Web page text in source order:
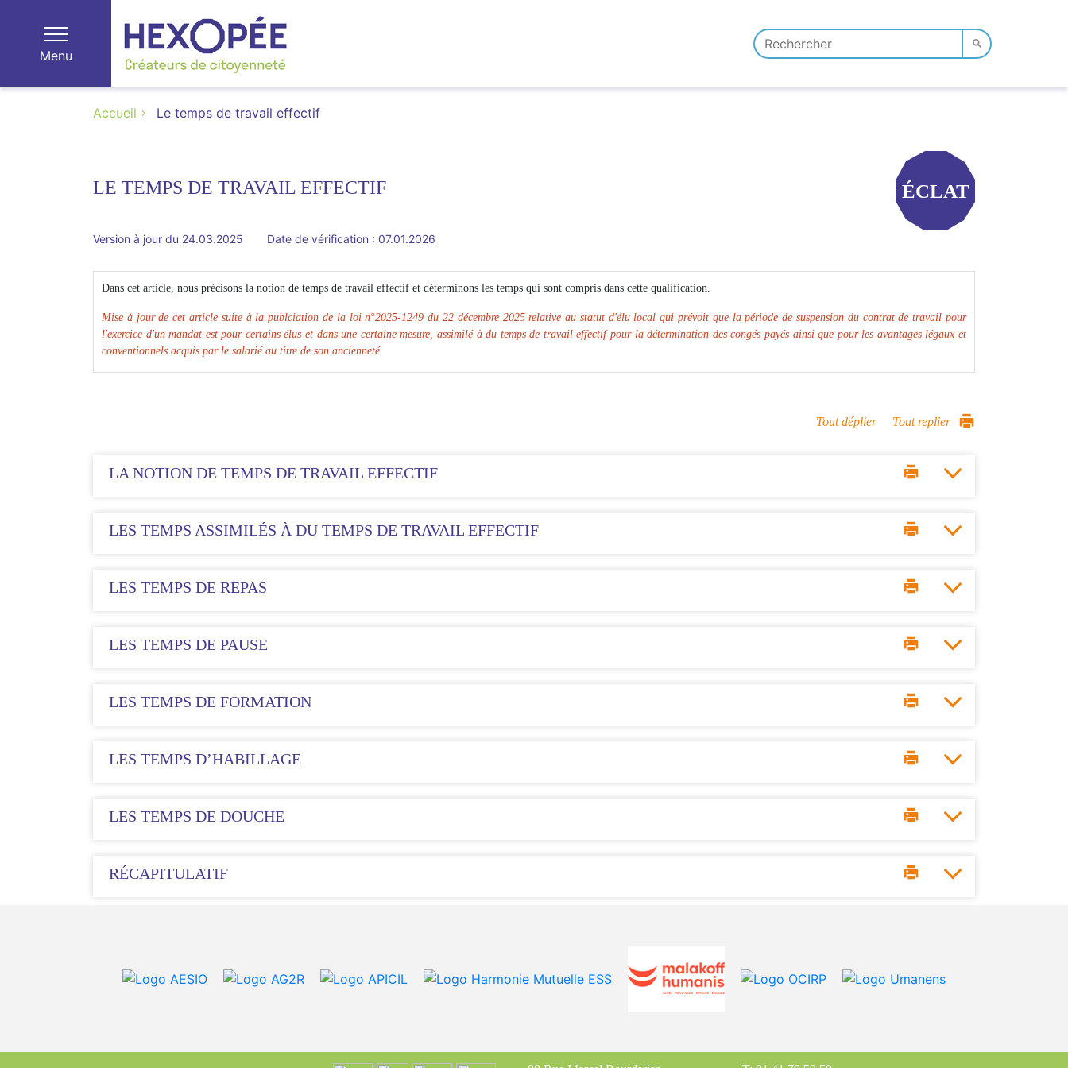
Menu
Accueil Le temps de travail effectif
LE TEMPS DE TRAVAIL EFFECTIF ÉCLAT
Version à jour du 24.03.2025 Date de vérification : 07.01.2026
Dans cet article, nous précisons la notion de temps de travail effectif et déterminons les temps qui sont compris dans cette qualification.
Mise à jour de cet article suite à la publciation de la loi n°2025-1249 du 22 décembre 2025 relative au statut d'élu local qui prévoit que la période de suspension du contrat de travail pour
l'exercice d'un mandat est pour certains élus et dans une certaine mesure, assimilé à du temps de travail effectif pour la détermination des congés payés ainsi que pour les avantages légaux et
conventionnels acquis par le salarié au titre de son ancienneté.
Tout déplier Tout replier
LA NOTION DE TEMPS DE TRAVAIL EFFECTIF
LES TEMPS ASSIMILÉS À DU TEMPS DE TRAVAIL EFFECTIF
LES TEMPS DE REPAS
LES TEMPS DE PAUSE
LES TEMPS DE FORMATION
LES TEMPS D’HABILLAGE
LES TEMPS DE DOUCHE
RÉCAPITULATIF